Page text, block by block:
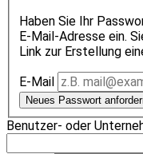
Haben Sie Ihr
E-Mail-Adresse ein.
Link zur Erstellung
E-Mail
Neues Passwort
Benutzer- oder